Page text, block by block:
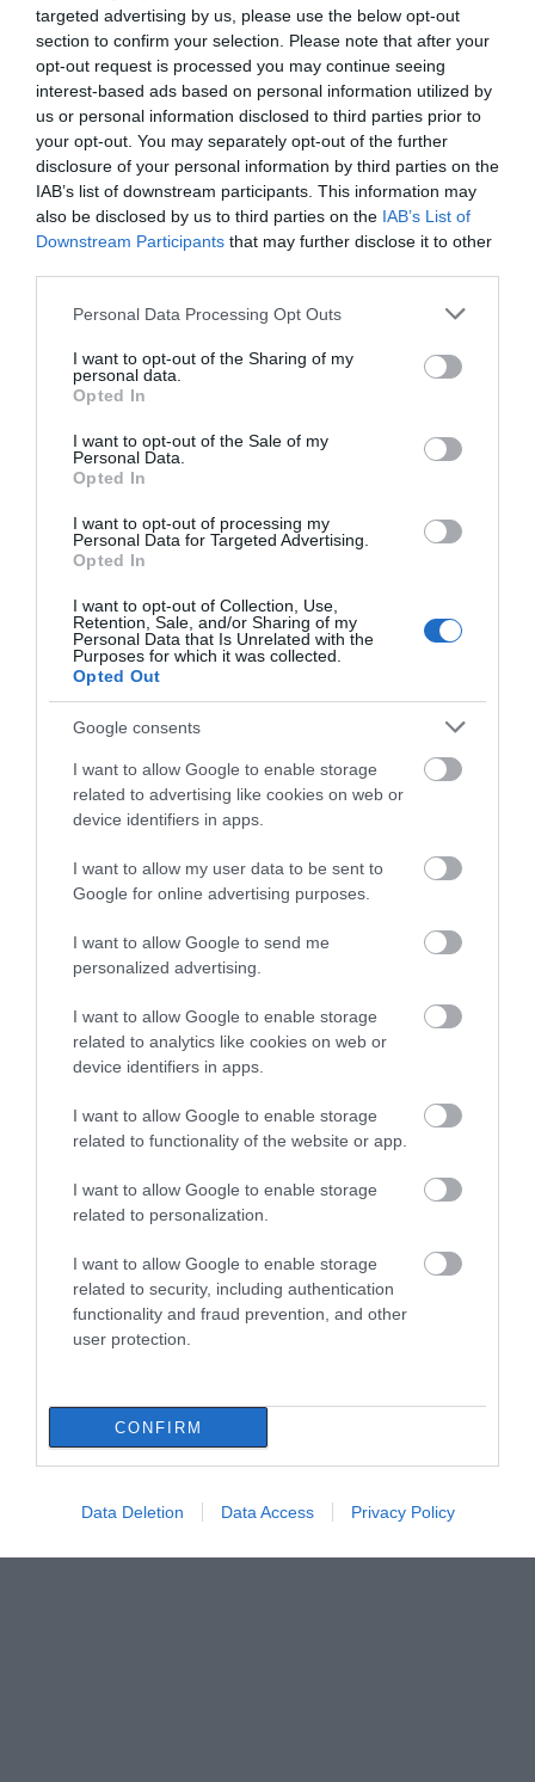
targeted advertising by us, please use the below opt-out
section to confirm your selection. Please note that after your
opt-out request is processed you may continue seeing
interest-based ads based on personal information utilized by
us or personal information disclosed to third parties prior to
your opt-out. You may separately opt-out of the further
disclosure of your personal information by third parties on the
IAB’s list of downstream participants. This information may
also be disclosed by us to third parties on the IAB’s List of
Downstream Participants that may further disclose it to other
Please note that this website/app uses one or more Google
not limited to your visit or usage behaviour. You may click to
grant or deny consent to Google and its third-party tags to
use your data for below specified purposes in below Google
consent section.
Personal Data Processing Opt Outs
I want to opt-out of the Sharing of my
personal data.
Opted In
I want to opt-out of the Sale of my
Personal Data.
Opted In
I want to opt-out of processing my
Personal Data for Targeted Advertising.
Opted In
I want to opt-out of Collection, Use,
Retention, Sale, and/or Sharing of my
Personal Data that Is Unrelated with the
Purposes for which it was collected.
Opted Out
Google consents
I want to allow Google to enable storage
related to advertising like cookies on web or
device identifiers in apps.
I want to allow my user data to be sent to
Google for online advertising purposes.
I want to allow Google to send me
personalized advertising.
I want to allow Google to enable storage
related to analytics like cookies on web or
device identifiers in apps.
I want to allow Google to enable storage
related to functionality of the website or app.
I want to allow Google to enable storage
related to personalization.
I want to allow Google to enable storage
related to security, including authentication
functionality and fraud prevention, and other
user protection.
CONFIRM
Data Deletion Data Access Privacy Policy
07.08.2026 | 12:15
Αυτές είναι οι επικίνδυνες
εβδομάδες του ελληνικού
καλοκαιριού για φωτιές
07.08.2026 | 12:00
Χωρίς νερό τώρα περιοχές της
Χαλκίδας
σκάφος τουριστών – Δείτε βίντεο
07.08.2026 | 11:30
Συναγερμός στην Εύβοια: Στιγμές
αγωνίας για ιστιοφόρο με ξένους
07.08.2026 | 11:15
Έκτακτη διακοπή νερού τώρα
στην παραλία Αυλίδας
07.08.2026 | 11:00
Η Κύμη στο επίκεντρο της
γαστρονομίας – Σήμερα η μεγάλη
έναρξη!
07.08.2026 | 10:45
έφτασαν σε αυτό το χωριό της
Εύβοιας;
Έσπασαν πιάτα στο
κεφάλι του Αταμάν –
Βίντεο από τη Σύμη
Α. Ο. Χαλκίς: Στον
αγιασμό ο
Μητροπολίτης – Η
κίνηση του κ.
Χρυσόστομου μέσα στο
γήπεδο που συγκίνησε
(vid)
Παναθηναϊκού και
ΠΑΟΚ στα
προκριματικά
πρώτη επίσημη της
προετοιμασίας και ο
Ποιος είναι ο
απαράβατος κανόνας
έχει ο Λιονέλ Μέσι
Χαλκίδα: Νέο